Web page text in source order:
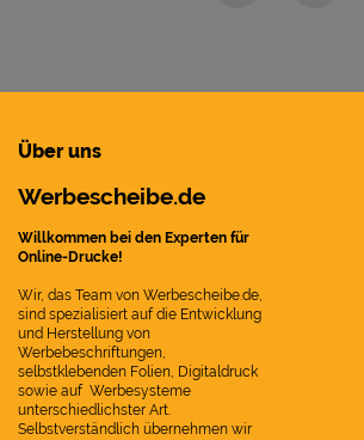
Über uns
Werbescheibe.de
Willkommen bei den Experten für
Online-Drucke!
Wir, das Team von Werbescheibe.de,
sind spezialisiert auf die Entwicklung
und Herstellung von
Werbebeschriftungen,
selbstklebenden Folien, Digitaldruck
sowie auf Werbesysteme
unterschiedlichster Art.
Selbstverständlich übernehmen wir